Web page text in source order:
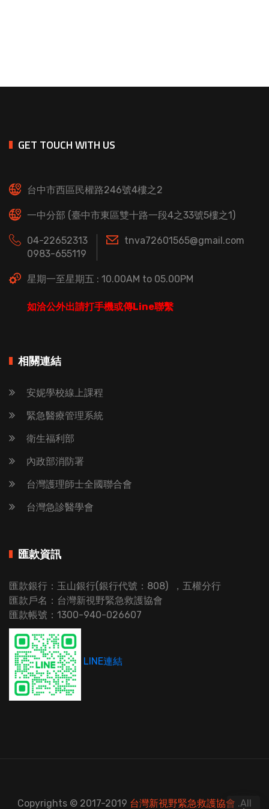
GET TOUCH WITH US
台中市西區民權路246號4樓之2
一中分部 (臺中市東區雙十路一段4之33號5樓之1)
04-22652313
0983-655119
tnva72601565@gmail.com
星期一至星期五 : 10.00AM to 05.00PM
如洽公外出請打手機或傳Line聯繫
相關連結
安妮學校線上課程
緊急醫療管理系統
衛生福利部
內政部消防署
台灣護理師士全國聯合會
台灣急診醫學會
匯款資訊
匯款銀行：玉山銀行(銀行代號：808) ，五權分行
匯款戶名：台灣新視野緊急救護協會
匯款帳號：1300-940-026607
LINE連結
Copyrights © 2017-2019 台灣新視野緊急救護協會 .All